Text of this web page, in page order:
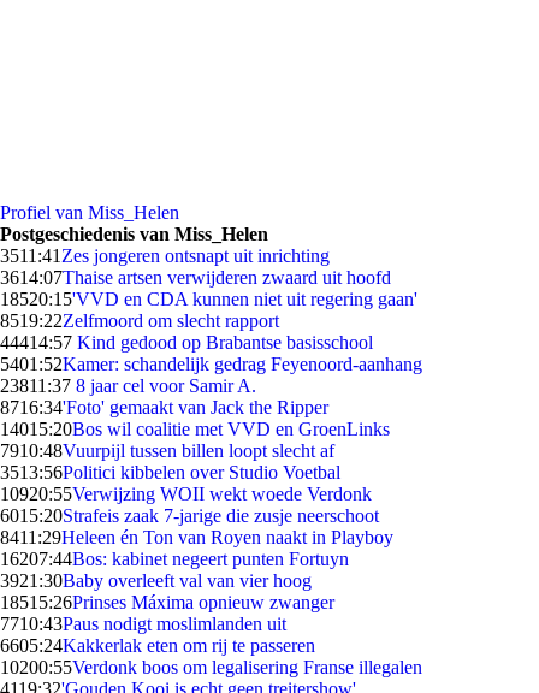
Profiel van Miss_Helen
Postgeschiedenis van Miss_Helen
3511:41 Zes jongeren ontsnapt uit inrichting
3614:07Thaise artsen verwijderen zwaard uit hoofd
18520:15'VVD en CDA kunnen niet uit regering gaan'
8519:22Zelfmoord om slecht rapport
44414:57 Kind gedood op Brabantse basisschool
5401:52Kamer: schandelijk gedrag Feyenoord-aanhang
23811:37 8 jaar cel voor Samir A.
8716:34'Foto' gemaakt van Jack the Ripper
14015:20Bos wil coalitie met VVD en GroenLinks
7910:48Vuurpijl tussen billen loopt slecht af
3513:56Politici kibbelen over Studio Voetbal
10920:55Verwijzing WOII wekt woede Verdonk
6015:20Strafeis zaak 7-jarige die zusje neerschoot
8411:29Heleen én Ton van Royen naakt in Playboy
16207:44Bos: kabinet negeert punten Fortuyn
3921:30Baby overleeft val van vier hoog
18515:26Prinses Máxima opnieuw zwanger
7710:43Paus nodigt moslimlanden uit
6605:24Kakkerlak eten om rij te passeren
10200:55Verdonk boos om legalisering Franse illegalen
4119:32'Gouden Kooi is echt geen treitershow'